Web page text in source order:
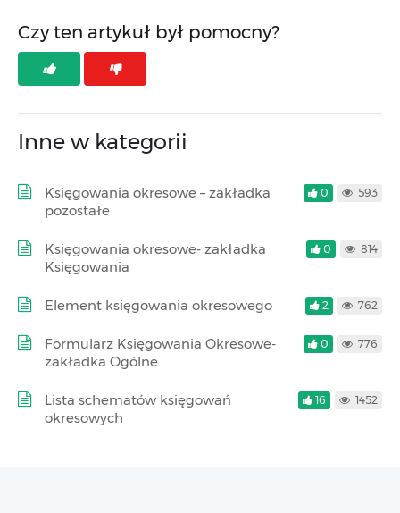
Czy ten artykuł był pomocny?
Inne w kategorii
Księgowania okresowe – zakładka
pozostałe
0 593
Księgowania okresowe- zakładka
Księgowania
0 814
Element księgowania okresowego 2 762
Formularz Księgowania Okresowe-
zakładka Ogólne
0 776
Lista schematów księgowań
okresowych
16 1452